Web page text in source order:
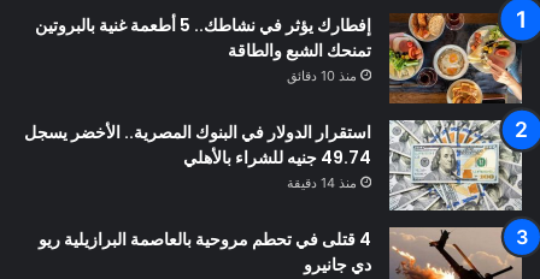
إفطارك يؤثر في نشاطك.. 5 أطعمة غنية بالبروتين
تمنحك الشبع والطاقة
منذ 10 دقائق
استقرار الدولار في البنوك المصرية.. الأخضر يسجل
49.74 جنيه للشراء بالأهلي
منذ 14 دقيقة
4 قتلى في تحطم مروحية بالعاصمة البرازيلية ريو
دي جانيرو